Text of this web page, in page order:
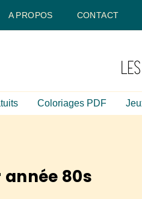
A PROPOS CONTACT
Coloriages PDF
80s